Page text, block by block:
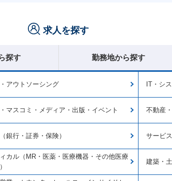
求人を探す
探す 勤務地から探す
アウトソーシング IT・シ
マスコミ・メディア・出版・イベント 不動産
銀行・証券・保険） サービ
カル（MR・医薬・医療機器・その他医療
建築・